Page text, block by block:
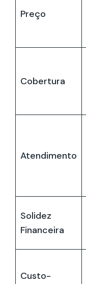
Preço
Cobertura
Atendimento
Solidez
Financeira
Custo-